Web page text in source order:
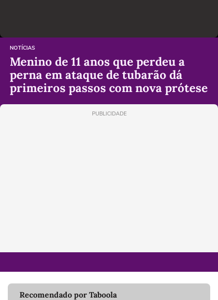
NOTÍCIAS
Menino de 11 anos que perdeu a
perna em ataque de tubarão dá
primeiros passos com nova prótese
PUBLICIDADE
Recomendado por Taboola